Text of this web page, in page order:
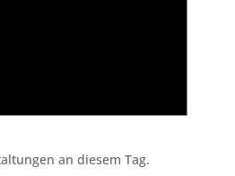
an diesem Tag.